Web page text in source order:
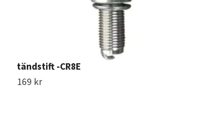
tändstift -CR8E
169 kr